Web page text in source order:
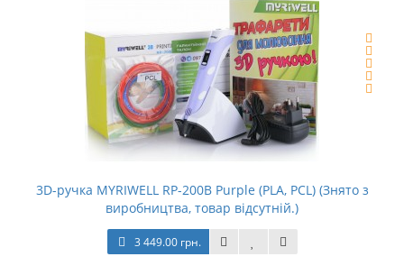
3D-ручка MYRIWELL RP-200B Purple (PLA, PCL) (Знято з
виробництва, товар відсутній.)
3 449.00 грн.